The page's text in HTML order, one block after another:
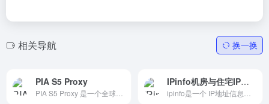
相关导航 换一换
PIA S5 Proxy IPinfo机房与住宅IP检测